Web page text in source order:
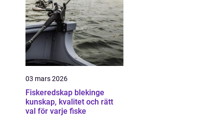
03 mars 2026
Fiskeredskap blekinge
kunskap, kvalitet och rätt
val för varje fiske